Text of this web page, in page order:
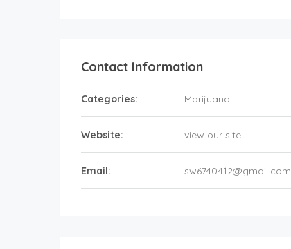
Contact Information
Categories: Marijuana
Website: view our site
Email: sw6740412@gmail.com